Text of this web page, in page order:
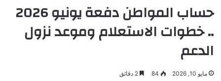
حساب المواطن دفعة يونيو 2026
.. خطوات الاستعلام وموعد نزول
الدعم
مايو 10, 2026 84